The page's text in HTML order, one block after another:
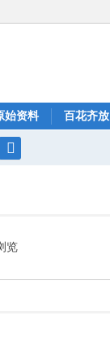
始资料 百花齐放
览